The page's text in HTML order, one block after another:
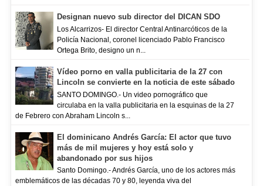
Designan nuevo sub director del DICAN SDO
Los Alcarrizos- El director Central Antinarcóticos de la
Policía Nacional, coronel licenciado Pablo Francisco
Ortega Brito, designo un n...
Vídeo porno en valla publicitaria de la 27 con
Lincoln se convierte en la noticia de este sábado
SANTO DOMINGO.- Un video pornográfico que
circulaba en la valla publicitaria en la esquinas de la 27
de Febrero con Abraham Lincoln s...
El dominicano Andrés García: El actor que tuvo
más de mil mujeres y hoy está solo y
abandonado por sus hijos
Santo Domingo.- Andrés García, uno de los actores más
emblemáticos de las décadas 70 y 80, leyenda viva del